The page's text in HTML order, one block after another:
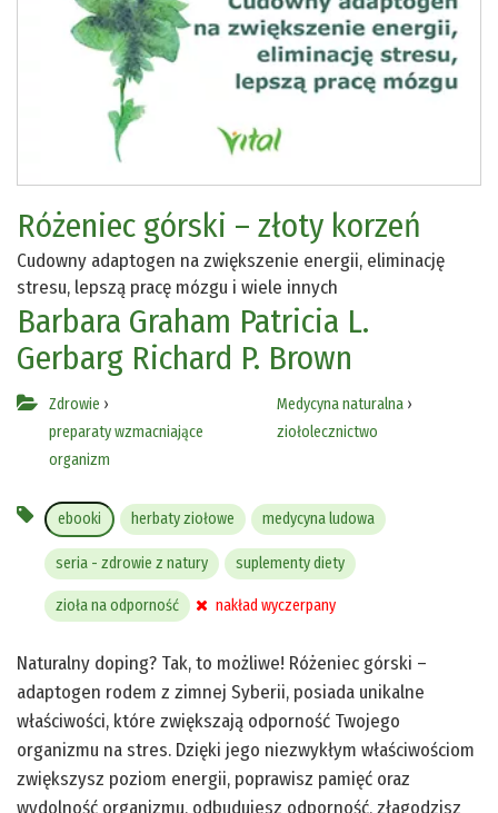
Różeniec górski – złoty korzeń
Cudowny adaptogen na zwiększenie energii, eliminację
stresu, lepszą pracę mózgu i wiele innych
Barbara Graham Patricia L.
Gerbarg Richard P. Brown
Zdrowie ›
preparaty wzmacniające
organizm
Medycyna naturalna›
ziołolecznictwo
ebooki herbaty ziołowe medycyna ludowa
seria - zdrowie z natury suplementy diety
zioła na odporność nakład wyczerpany
Naturalny doping? Tak, to możliwe! Różeniec górski –
adaptogen rodem z zimnej Syberii, posiada unikalne
właściwości, które zwiększają odporność Twojego
organizmu na stres. Dzięki jego niezwykłym właściwościom
zwiększysz poziom energii, poprawisz pamięć oraz
wydolność organizmu, odbudujesz odporność, złagodzisz